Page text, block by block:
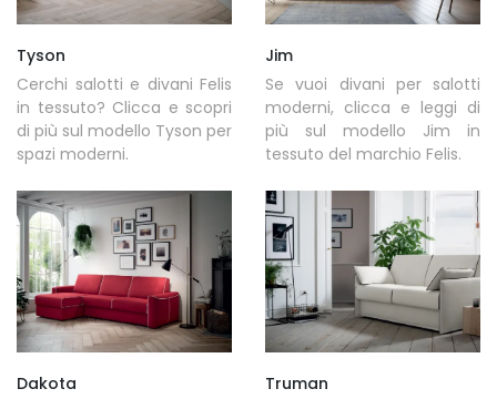
Tyson
Cerchi salotti e divani Felis
in tessuto? Clicca e scopri
di più sul modello Tyson per
spazi moderni.
Jim
Se vuoi divani per salotti
moderni, clicca e leggi di
più sul modello Jim in
tessuto del marchio Felis.
Dakota
Truman